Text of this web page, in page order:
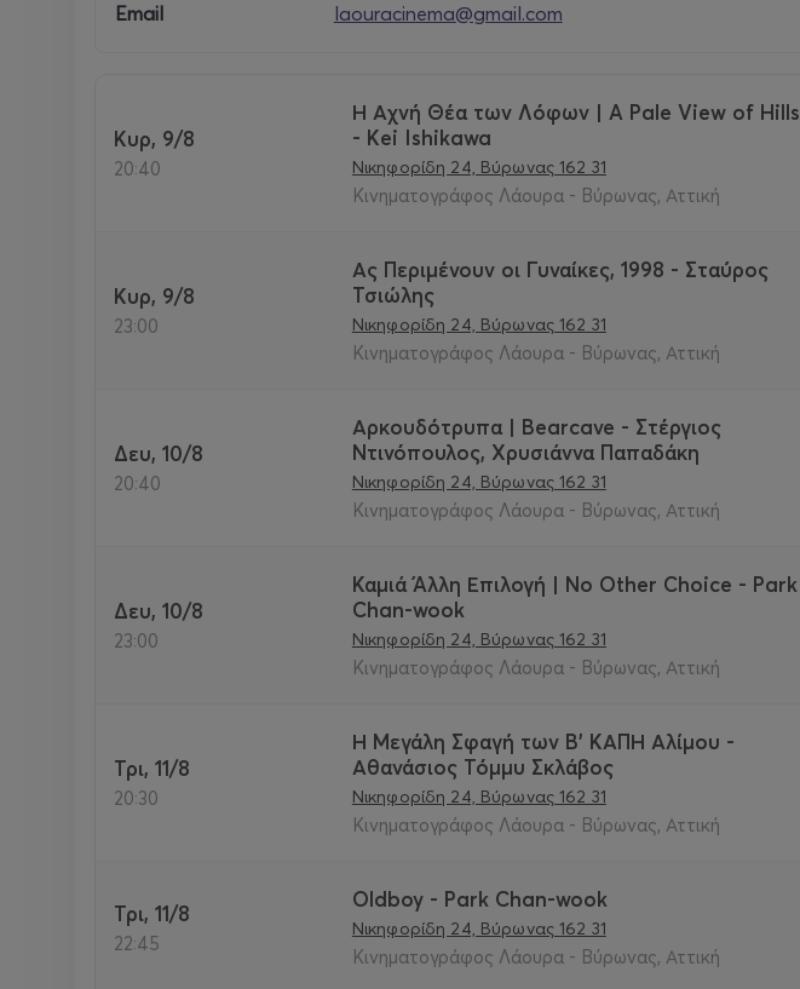
Email
laouracinema@gmail.com
Κυρ, 9/8
20:40
Η Αχνή Θέα των Λόφων | A Pale View of Hills
- Kei Ishikawa
Νικηφορίδη 24, Βύρωνας 162 31
Κινηματογράφος Λάουρα - Βύρωνας, Αττική
Κυρ, 9/8
23:00
Ας Περιμένουν οι Γυναίκες, 1998 - Σταύρος
Τσιώλης
Νικηφορίδη 24, Βύρωνας 162 31
Κινηματογράφος Λάουρα - Βύρωνας, Αττική
Δευ, 10/8
20:40
Αρκουδότρυπα | Bearcave - Στέργιος
Ντινόπουλος, Χρυσιάννα Παπαδάκη
Νικηφορίδη 24, Βύρωνας 162 31
Κινηματογράφος Λάουρα - Βύρωνας, Αττική
Δευ, 10/8
23:00
Καμιά Άλλη Επιλογή | No Other Choice - Park
Chan-wook
Νικηφορίδη 24, Βύρωνας 162 31
Κινηματογράφος Λάουρα - Βύρωνας, Αττική
Τρι, 11/8
20:30
Η Μεγάλη Σφαγή των Β' ΚΑΠΗ Αλίμου -
Αθανάσιος Τόμμυ Σκλάβος
Νικηφορίδη 24, Βύρωνας 162 31
Κινηματογράφος Λάουρα - Βύρωνας, Αττική
Τρι, 11/8
22:45
Oldboy - Park Chan-wook
Νικηφορίδη 24, Βύρωνας 162 31
Κινηματογράφος Λάουρα - Βύρωνας, Αττική